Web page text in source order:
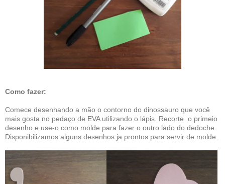
Como fazer:
Comece desenhando a mão o contorno do dinossauro que você
mais gosta no pedaço de EVA utilizando o lápis. Recorte o primeio
desenho e use-o como molde para fazer o outro lado do dedoche.
Disponibilizamos alguns desenhos ja prontos para servir de molde.